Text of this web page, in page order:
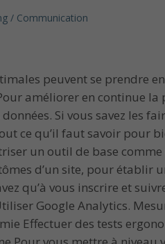
/ Communication
peuvent se prendre
améliorer en continue
Si vous savez les
ce qu’il faut savoir pour
un outil de base
d’un site, pour
qu’à vous inscrire et
Google Analytics.
Effectuer des tests